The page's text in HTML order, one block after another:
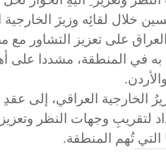
خلال لقائِه وزيرَ
على تعزيز التشاور مع
في المنطقة، مشددا على
الخارجية العراقي، إلى
لتقريبِ وجهات النظر
التي تُهم المنطقة.